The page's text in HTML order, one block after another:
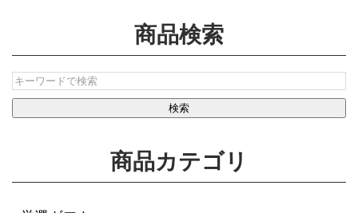
商品検索
商品カテゴリ